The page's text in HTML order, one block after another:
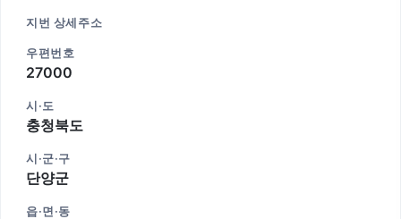
지번 상세주소
우편번호
27000
시·도
충청북도
시·군·구
단양군
읍·면·동